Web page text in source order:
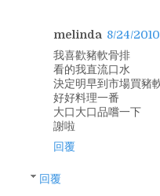
melinda 8/24/
我喜歡豬軟骨排
看的我直流口水
決定明早到市場買豬
好好料理一番
大口大口品嚐一下
謝啦
回覆
回覆